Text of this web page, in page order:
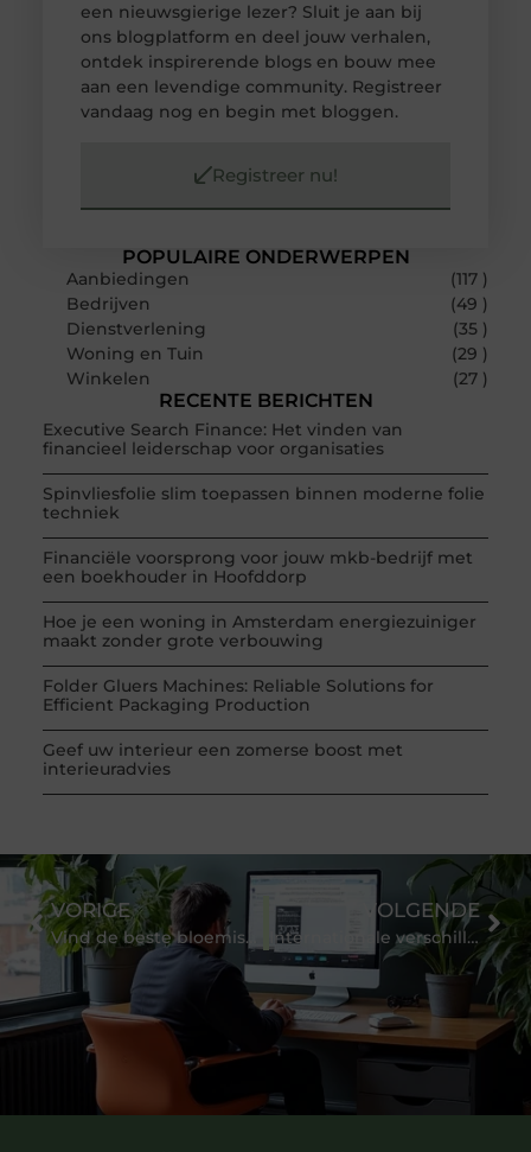
POPULAIRE ONDERWERPEN
Aanbiedingen
(117 )
Bedrijven
(49 )
Dienstverlening
(35 )
Woning en Tuin
(29 )
Winkelen
(27 )
RECENTE BERICHTEN
Executive Search Finance: Het vinden van
financieel leiderschap voor organisaties
Spinvliesfolie slim toepassen binnen moderne folie
techniek
Financiële voorsprong voor jouw mkb-bedrijf met
een boekhouder in Hoofddorp
Hoe je een woning in Amsterdam energiezuiniger
maakt zonder grote verbouwing
Folder Gluers Machines: Reliable Solutions for
Efficient Packaging Production
Geef uw interieur een zomerse boost met
interieuradvies
een nieuwsgierige lezer? Sluit je aan bij
ons blogplatform en deel jouw verhalen,
ontdek inspirerende blogs en bouw mee
aan een levendige community. Registreer
vandaag nog en begin met bloggen.
Registreer nu!
VORIGE
Vind de beste bloemist bij jou in de buurt
VOLGENDE
Internationale verschillen in containerverhuur